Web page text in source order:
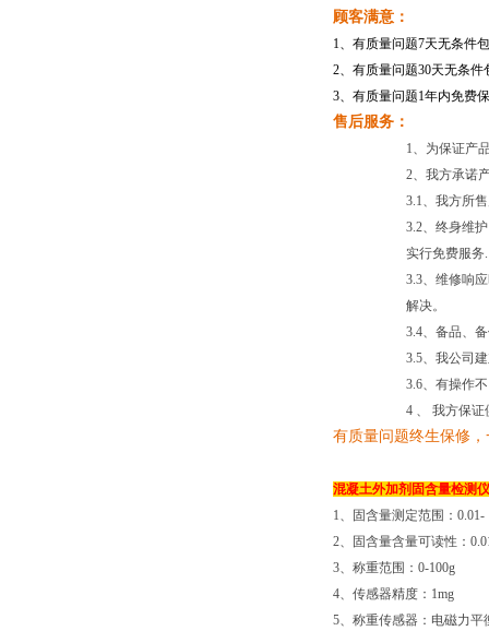
顾客满意：
1、有质量问题7天无条件
2、有质量问题30天无条
3、有质量问题1年内免费
售后服务：
1、为保证产
2、我方承诺
3.1、我方所
3.2、终身维
实行免费服务.
3.3、维修响
解决。
3.4、备品、
3.5、我公司
3.6、有操作
4 、 我方保
有质量问题终生保修
混凝土外加剂固含量检测仪
1、固含量测定范围：0.01-
2、固含量含量可读性：
3、称重范围：0-100g
4、传感器精度：1mg
5、称重传感器：电磁力